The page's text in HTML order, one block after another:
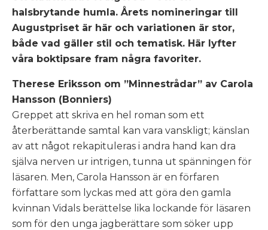
halsbrytande humla. Årets nomineringar till
Augustpriset är här och variationen är stor,
både vad gäller stil och tematisk. Här lyfter
våra boktipsare fram några favoriter.
Therese Eriksson om ”Minnestrådar” av Carola
Hansson (Bonniers)
Greppet att skriva en hel roman som ett
återberättande samtal kan vara vanskligt; känslan
av att något rekapituleras i andra hand kan dra
själva nerven ur intrigen, tunna ut spänningen för
läsaren. Men, Carola Hansson är en förfaren
författare som lyckas med att göra den gamla
kvinnan Vidals berättelse lika lockande för läsaren
som för den unga jagberättare som söker upp